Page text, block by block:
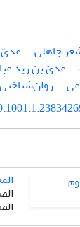
جاهلی عدیّ
عدیّ بن زید